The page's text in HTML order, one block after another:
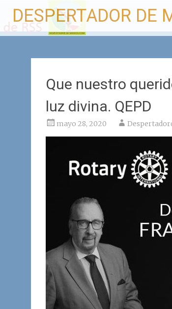
contenido
DESPERTADOR DE
Que nuestro
luz divina. QEPD
mayo 28, 2020